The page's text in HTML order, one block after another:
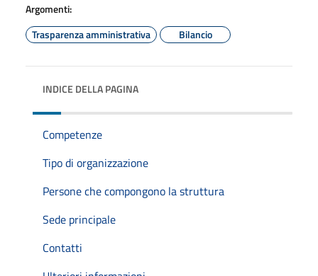
Argomenti:
Trasparenza amministrativa
Bilancio
INDICE DELLA PAGINA
Competenze
Tipo di organizzazione
Persone che compongono la struttura
Sede principale
Contatti